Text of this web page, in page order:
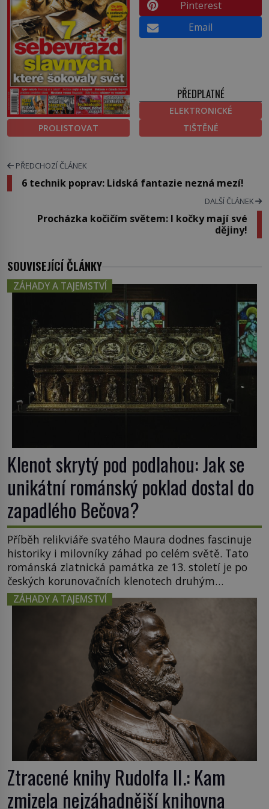
PROLISTOVAT
Pinterest
Email
PŘEDPLATNÉ
ELEKTRONICKÉ
TIŠTĚNÉ
PŘEDCHOZÍ ČLÁNEK
6 technik poprav: Lidská fantazie nezná mezí!
DALŠÍ ČLÁNEK
Procházka kočičím světem: I kočky mají své
dějiny!
SOUVISEJÍCÍ ČLÁNKY
ZÁHADY A TAJEMSTVÍ
Klenot skrytý pod podlahou: Jak se
unikátní románský poklad dostal do
zapadlého Bečova?
Příběh relikviáře svatého Maura dodnes fascinuje
historiky i milovníky záhad po celém světě. Tato
románská zlatnická památka ze 13. století je po
českých korunovačních klenotech druhým
nejcennějším movitým majetkem v České
republice. Přestože byl klenot v roce 1985 po
dramatickém pátrání kriminalistů úspěšně
nalezen, jeho minulost stále obestírá hustá mlha.
Otázky, jak přesně se tato […]
ZÁHADY A TAJEMSTVÍ
Ztracené knihy Rudolfa II.: Kam
zmizela nejzáhadnější knihovna